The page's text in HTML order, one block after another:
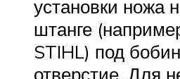
установки ножа
штанге
STIHL) под
отверстие. Для